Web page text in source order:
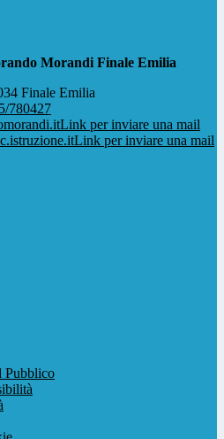
Morandi Finale Emilia
Finale Emilia
780427
Link per inviare una mail
Link per inviare una mail
Pubblico